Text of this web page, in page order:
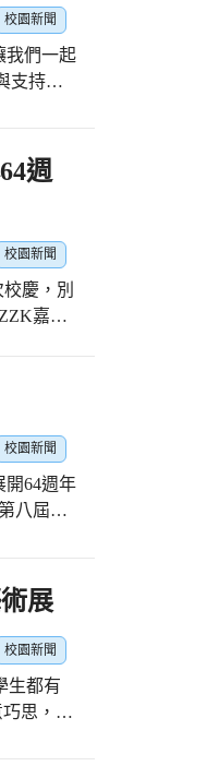
超高效
接起更
青
校園新聞
我們一起
村，期
訂閱優
全都回
後，打
週
校園新聞
慶，別
嘉年
生的見
家長會
之外，
政府地
校園新聞
開64週年
八屆校
，延續
的歷
展
校園新聞
生都有
思，希